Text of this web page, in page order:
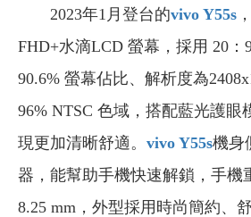
2023年1月登台的vivo Y55s
FHD+水滴LCD 螢幕，採用 20
90.6% 螢幕佔比、解析度為
96% NTSC 色域，搭配藍光護眼
現更加清晰舒適。 vivo Y55s機身
器，能幫助手機快速解鎖，手機
8.25 mm，外型採用時尚簡約、